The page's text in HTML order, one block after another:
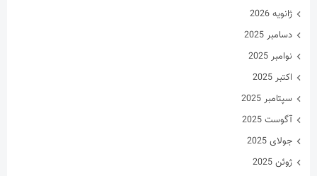
ژانویه 2026
دسامبر 2025
نوامبر 2025
اکتبر 2025
سپتامبر 2025
آگوست 2025
جولای 2025
ژوئن 2025